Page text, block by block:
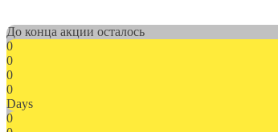
До конца акции осталось
0
0
0
0
Days
0